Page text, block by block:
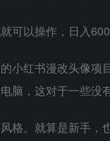
可以操作，日入
小红书漫改头像
脑，这对于一些没
格。就算是新手，